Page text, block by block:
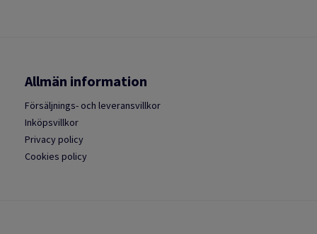
Allmän information
Försäljnings- och leveransvillkor
Inköpsvillkor
Privacy policy
Cookies policy